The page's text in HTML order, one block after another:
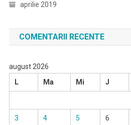
aprilie 2019
COMENTARII RECENTE
august 2026
L
Ma Mi J
3 4 5 6